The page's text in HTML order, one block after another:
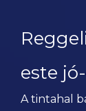
este
A tintahal